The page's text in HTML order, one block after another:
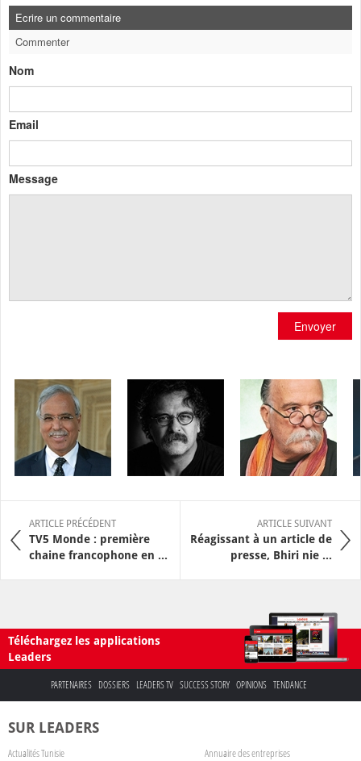
Ecrire un commentaire
Commenter
Nom
Email
Message
Envoyer
ARTICLE PRÉCÉDENT
TV5 Monde : première
chaine francophone en ...
ARTICLE SUIVANT
Réagissant à un article de
presse, Bhiri nie ...
Téléchargez les applications
Leaders
PARTENAIRES DOSSIERS LEADERS TV SUCCESS STORY OPINIONS TENDANCE
SUR LEADERS
Actualités Tunisie
Annuaire des entreprises